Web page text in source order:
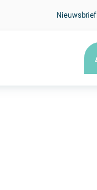
Nieuwsbrief